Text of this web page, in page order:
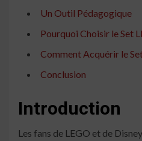
Un Outil Pédagogique
Pourquoi Choisir le Set
Comment Acquérir le
Conclusion
Introduction
Les fans de LEGO et de